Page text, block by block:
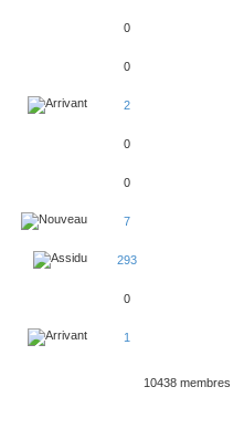
0
0
2
0
0
7
293
0
1
10438 membres